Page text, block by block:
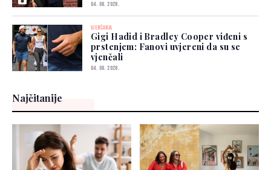
04. 08. 2026.
VJENČANJA
Gigi Hadid i Bradley Cooper viđeni s
prstenjem: Fanovi uvjereni da su se
vjenčali
04. 08. 2026.
Najčitanije